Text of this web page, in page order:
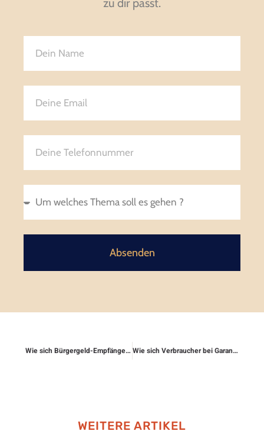
Absenden
Wie sich Bürgergeld-Empfänger gegen Kürzungen wehren Wie sich Verbraucher bei Garantiefragen absichern
WEITERE ARTIKEL